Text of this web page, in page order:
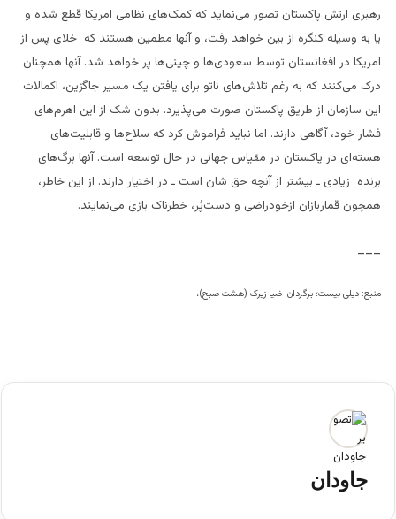
رهبری ارتش پاکستان تصور می‌نماید که کمک‌های نظامی امریکا قطع شده و
یا به وسیله کنگره از بین خواهد رفت، و آنها مطمین هستند که خلای پس از
امریکا در افغانستان توسط سعودی‌ها و چینی‌ها پر خواهد شد. آنها همچنان
درک می‌کنند که به رغم تلاش‌های ناتو برای یافتن یک مسیر جاگزین، اکمالات
این سازمان از طریق پاکستان صورت می‌پذیرد. بدون شک از این اهرم‌های
فشار خود، آگاهی دارند. اما نباید فراموش کرد که سلاح‌ها و قابلیت‌های
هسته‌ای در پاکستان در مقیاس جهانی در حال توسعه است. آنها برگ‌های
برنده زیادی ـ بیشتر از آنچه حق شان است ـ در اختیار دارند. از این خاطر،
همچون قماربازان ازخودراضی و دست‌پُر، خطرناک بازی می‌نمایند.
___
منبع: دیلی بیست؛ برگردان: ضیا زیرک (هشت صبح)،
جاودان